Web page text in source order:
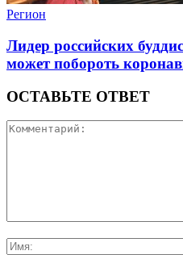
Регион
Лидер российских
может побороть
ОСТАВЬТЕ ОТВЕТ